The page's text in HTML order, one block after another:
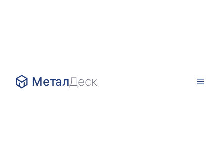
МеталДеск